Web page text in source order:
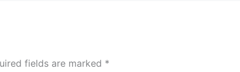
fields are marked *